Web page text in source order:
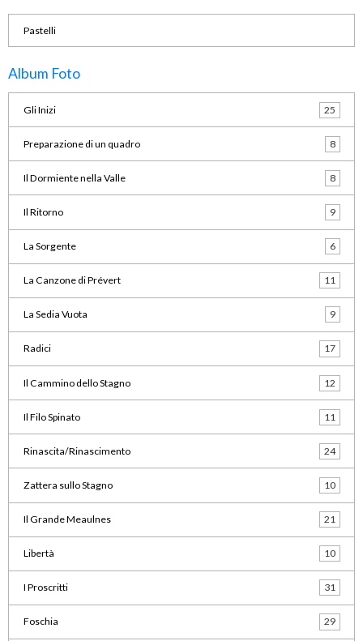
Pastelli
Album Foto
Gli Inizi 25
Preparazione di un quadro 8
Il Dormiente nella Valle 8
Il Ritorno 9
La Sorgente 6
La Canzone di Prévert 11
La Sedia Vuota 9
Radici 17
Il Cammino dello Stagno 12
Il Filo Spinato 11
Rinascita/Rinascimento 24
Zattera sullo Stagno 10
Il Grande Meaulnes 21
Libertà 10
I Proscritti 31
Foschia 29